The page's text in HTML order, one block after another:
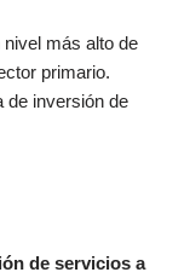
más alto de
primario.
de inversión de
de servicios a